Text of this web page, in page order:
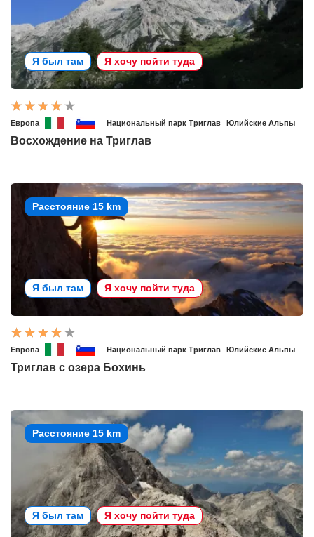
Я был там Я хочу пойти туда
Европа Национальный парк Триглав Юлийские Альпы
Восхождение на Триглав
Расстояние 15 km
Я был там Я хочу пойти туда
Европа Национальный парк Триглав Юлийские Альпы
Триглав с озера Бохинь
Расстояние 15 km
Я был там Я хочу пойти туда